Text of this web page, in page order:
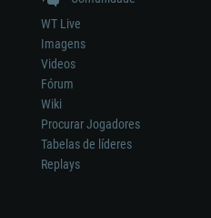
WT Live
Imagens
Videos
Fórum
Wiki
Procurar Jogadores
Tabelas de líderes
Replays